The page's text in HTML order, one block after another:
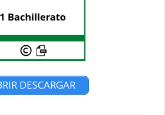
DESCARGAR